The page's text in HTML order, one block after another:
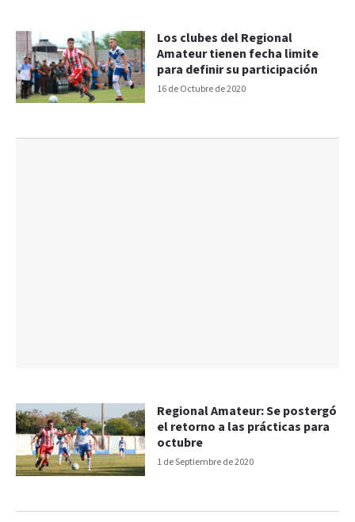
16 de Octubre de 2020
Los clubes del Regional
Amateur tienen fecha limite
para definir su participación
1 de Septiembre de 2020
Regional Amateur: Se postergó
el retorno a las prácticas para
octubre